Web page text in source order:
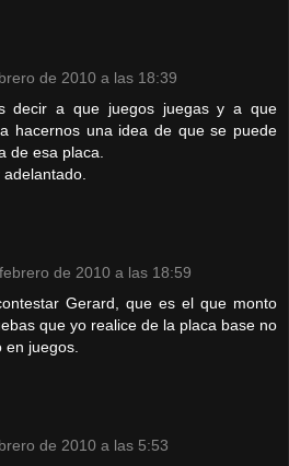
de 2010 a las 18:39
decir a que juegos juegas y a que
hacernos una idea de que se puede
de esa placa.
de 2010 a las 18:59
Gerard, que es el que monto
que yo realice de la placa base no
juegos.
de 2010 a las 5:53